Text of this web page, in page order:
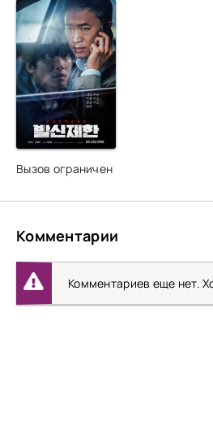
Вызов ограничен
Комментарии
Комментариев еще нет.